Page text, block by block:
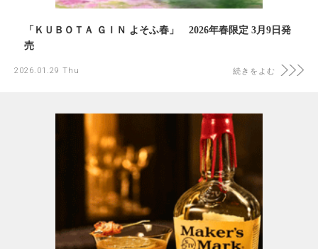
「ＫＵＢＯＴＡ ＧＩＮ よそふ春」 2026年春限定 3月9日発
売
2026.01.29 Thu 続きをよむ